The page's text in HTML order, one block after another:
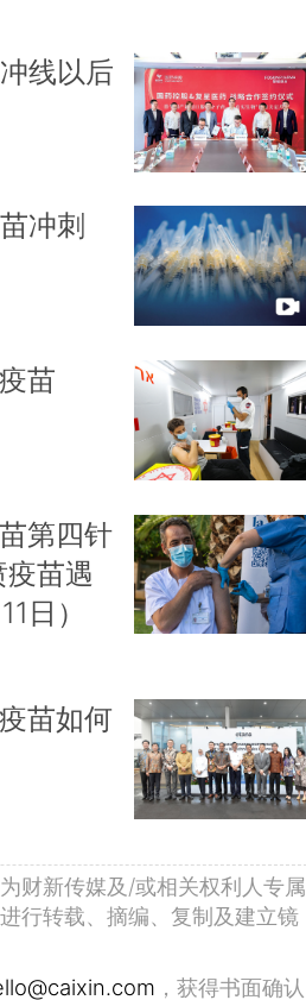
线以后
冲刺
苗
第四针
苗遇
日）
苗如何
财新传媒及/或相关权利人专属
行转载、摘编、复制及建立镜
，获得书面确认